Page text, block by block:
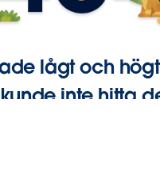
lågt och högt
inte hitta